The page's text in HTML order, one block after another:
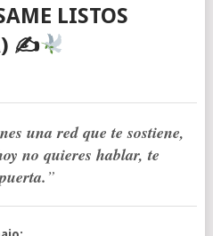
LISTOS
✍
una red que te sostiene,
no quieres hablar, te
”